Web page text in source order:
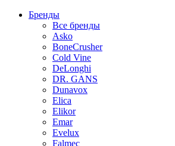
Бренды
Все бренды
Asko
BoneCrusher
Cold Vine
DeLonghi
DR. GANS
Dunavox
Elica
Elikor
Emar
Evelux
Falmec